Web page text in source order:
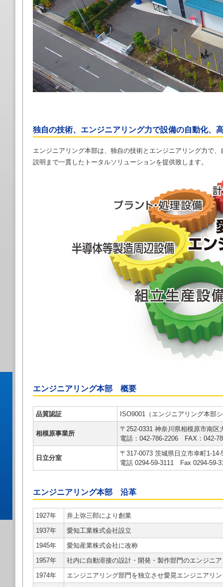
独自の技術、エンジニアリング力で設備の自動化、
エンジニアリング本部は、独自の技術とエンジニアリング力で
説明まで一貫したトータルソリューションを提供致します。
エンジニアリング本部 概要
品質認証 ISO9001（エンジニアリング本部
相模原事業所
〒252-0331 神奈川県相模原市南
電話：042-786-2206 FAX：042-
日立分室
〒317-0073 茨城県日立市幸町1-
電話 0294-59-3111 Fax 0294-59-
エンジニアリング本部 沿革
1927年
井上弥三郎により創業
1937年
愛知工業株式会社設立
1945年
愛知産業株式会社に改称
1957年
社内に自動溶接の設計・開発・製作部門のエンジニ
1974年
エンジニアリング部門を独立させ愛晃エンジニアリ